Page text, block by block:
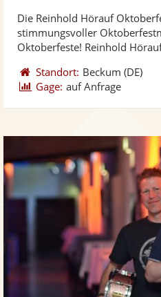
Die Reinhold Hörauf
stimmungsvoller
Oktoberfeste! Reinhold
Standort: Beckum (DE)
Gage: auf Anfrage